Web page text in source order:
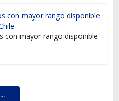
con mayor rango disponible